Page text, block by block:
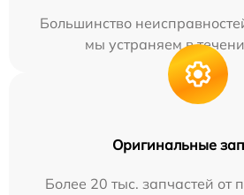
Большинство
мы устраняем в
Оригинальные
Более 20 тыс. запчастей от